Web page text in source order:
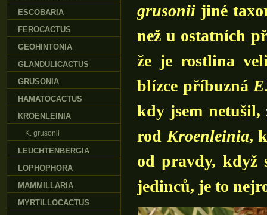
grusonii jiné
než u ostatních
že je rostlina
blízce příbuzná
kdy jsem netušil,
rod Kroenleinia,
od pravdy, když
jedinců, je to
ESCOBARIA
FEROCACTUS
GEOHINTONIA
GLANDULICACTUS
GRUSONIA
HAMATOCACTUS
KROENLEINIA
K. grusonii
LEUCHTENBERGIA
LOPHOPHORA
MAMMILLARIA
MYRTILLOCACTUS